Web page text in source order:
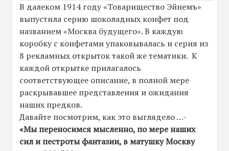
В далеком 1914 году «Товарищество Эйнемъ»
выпустила серию шоколадных конфет под
названием «Москва будущего». В каждую
коробку с конфетами упаковывалась и серия из
8 рекламных открыток такой же тематики. К
каждой открытке прилагалось
соответствующее описание, в полной мере
раскрывавшее представления и ожидания
наших предков.
Давайте посмотрим, как это выглядело …-
«Мы переносимся мысленно, по мере наших
сил и пестроты фантазии, в матушку Москву